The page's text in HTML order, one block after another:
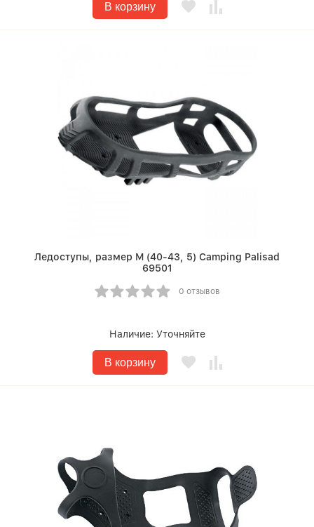
В корзину
Ледоступы, размер M (40-43, 5) Camping Palisad
69501
0 отзывов
Наличие: Уточняйте
В корзину